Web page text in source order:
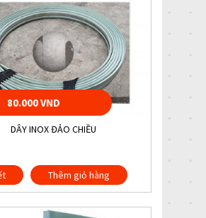
80.000 VND
DÂY INOX ĐẢO CHIỀU
Thêm giỏ hàng